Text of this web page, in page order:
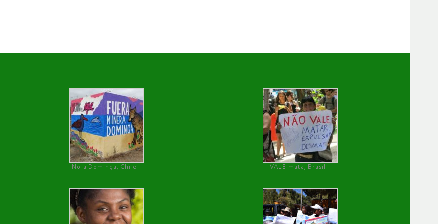
No a Dominga, Chile
VALE mata, Brasil